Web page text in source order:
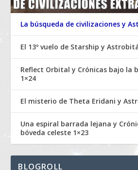
La búsqueda de civilizaciones y
El 13º vuelo de Starship y
Reflect Orbital y Crónicas bajo la
1×24
El misterio de Theta Eridani y
Una espiral barrada lejana y
bóveda celeste 1×23
BLOGROLL